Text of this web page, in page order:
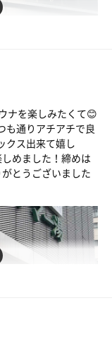
ラダのみー！
ナを楽しみたくて😊
も通りアチアチで良
クス出来て嬉し
めました！締めは
とうございました